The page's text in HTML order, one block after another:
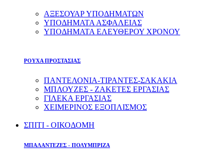
ΑΞΕΣΟΥΑΡ ΥΠΟΔΗΜΑΤΩΝ
ΥΠΟΔΗΜΑΤΑ ΑΣΦΑΛΕΙΑΣ
ΥΠΟΔΗΜΑΤΑ ΕΛΕΥΘΕΡΟΥ ΧΡΟΝΟΥ
ΡΟΥΧΑ ΠΡΟΣΤΑΣΙΑΣ
ΠΑΝΤΕΛΟΝΙΑ-ΤΙΡΑΝΤΕΣ-ΣΑΚΑΚΙΑ
ΜΠΛΟΥΖΕΣ - ΖΑΚΕΤΕΣ ΕΡΓΑΣΙΑΣ
ΓΙΛΕΚΑ ΕΡΓΑΣΙΑΣ
ΧΕΙΜΕΡΙΝΟΣ ΕΞΟΠΛΙΣΜΟΣ
ΣΠΙΤΙ - ΟΙΚΟΔΟΜΗ
ΜΠΑΛΑΝΤΕΖΕΣ - ΠΟΛΥΜΠΡΙΖΑ